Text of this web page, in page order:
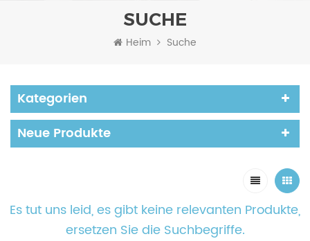
SUCHE
Heim Suche
Kategorien
Neue Produkte
Es tut uns leid, es gibt keine relevanten Produkte,
ersetzen Sie die Suchbegriffe.